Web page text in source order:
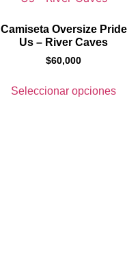
Camiseta Oversize Pride
Us – River Caves
$60,000
Seleccionar opciones